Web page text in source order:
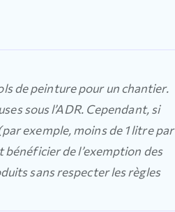
de peinture pour un chantier.
sous l’ADR. Cependant, si
exemple, moins de 1 litre par
de l’exemption des
sans respecter les règles